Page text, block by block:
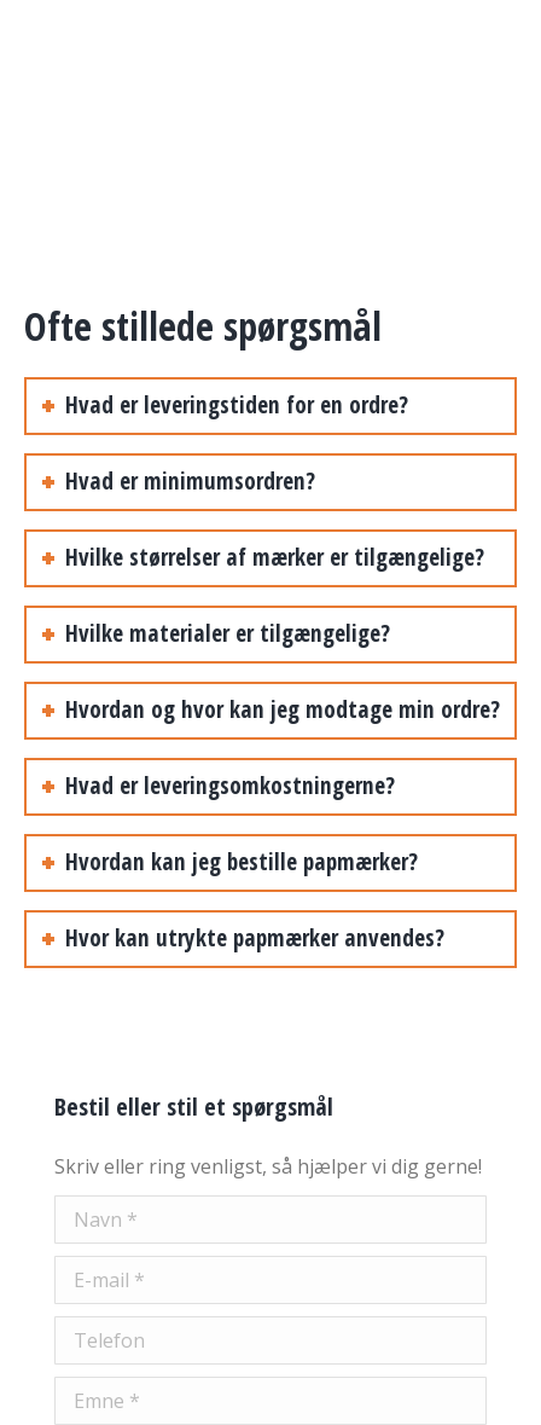
Ofte stillede spørgsmål
Hvad er leveringstiden for en ordre?
Hvad er minimumsordren?
Hvilke størrelser af mærker er tilgængelige?
Hvilke materialer er tilgængelige?
Hvordan og hvor kan jeg modtage min ordre?
Hvad er leveringsomkostningerne?
Hvordan kan jeg bestille papmærker?
Hvor kan utrykte papmærker anvendes?
Bestil eller stil et spørgsmål
Skriv eller ring venligst, så hjælper vi dig gerne!